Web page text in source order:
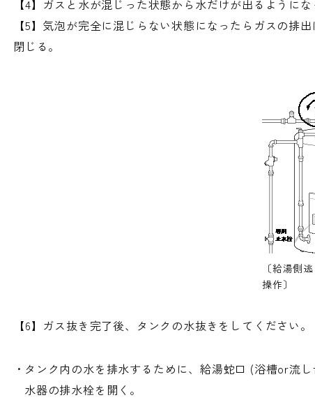
【4】ガスと水が混じった状態から水だけが出るように
【5】気泡が完全に混じらない状態になったらガスの排
閉じる。
〔給湯側
操作〕
【6】ガス抜き完了後、タンクの水抜きをしてください。
タンク内の水を排水するために、給湯蛇口 (浴槽or流
水器の排水栓を開く。